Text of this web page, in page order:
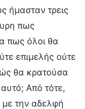
ήμασταν τρεις
πως
πως όλοι θα
επιμελής ούτε
θα κρατούσα
Από τότε,
την αδελφή